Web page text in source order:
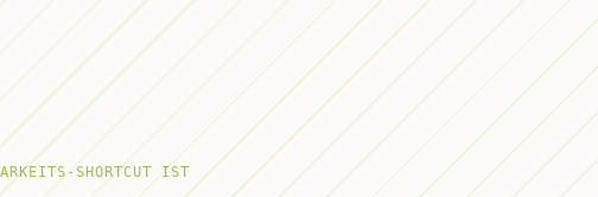
SHORTCUT IST